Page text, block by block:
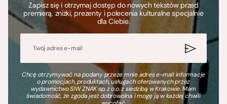
Zapisz się i otrzymaj dostęp do nowych tekstów przed
premierą, zniżki, prezenty i polecenia kulturalne specjalnie
dla Ciebie.
Chcę otrzymywać na podany przeze mnie adres e-mail informacje
o promocjach, produktach, usługach oferowanych przez
wydawnictwo SIW ZNAK sp. z o.o. z siedzibą w Krakowie. Mam
świadomość, że zgoda jest dobrowolna i mogę ją w każdej chwili